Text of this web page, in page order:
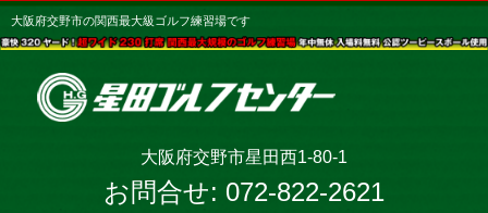
大阪府交野市の関西最大級ゴルフ練習場です
大阪府交野市星田西1-80-1
お問合せ: 072-822-2621